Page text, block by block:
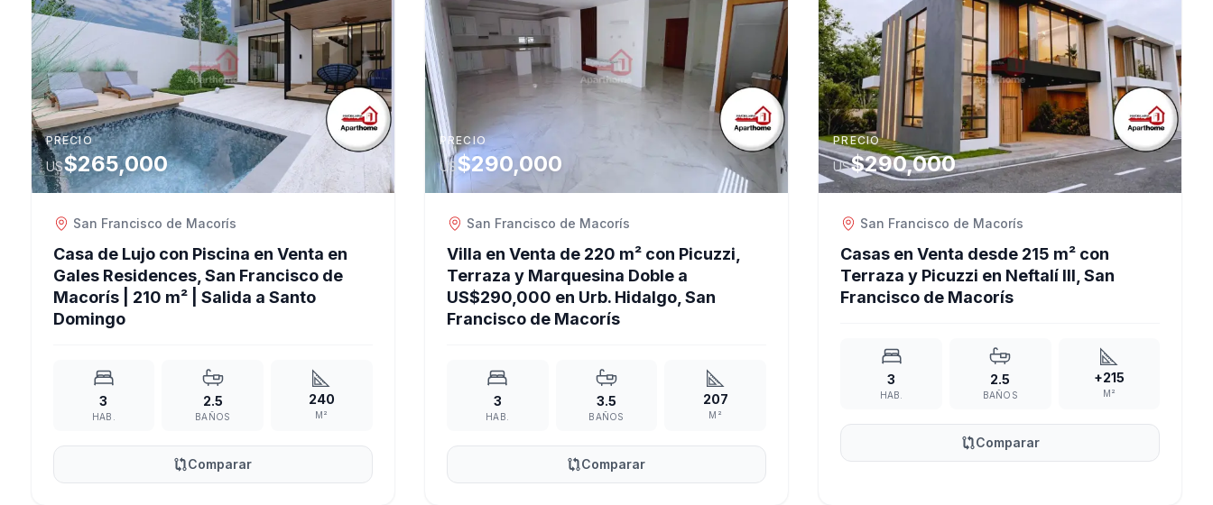
PRECIO
US$265,000
San Francisco de Macorís
Casa de Lujo con Piscina en Venta en
Gales Residences, San Francisco de
Macorís | 210 m² | Salida a Santo
Domingo
3
HAB.
2.5
BAÑOS
240
M²
Comparar
PRECIO
US$290,000
San Francisco de Macorís
Villa en Venta de 220 m² con Picuzzi,
Terraza y Marquesina Doble a
US$290,000 en Urb. Hidalgo, San
Francisco de Macorís
3
HAB.
3.5
BAÑOS
207
M²
Comparar
PRECIO
US$290,000
San Francisco de Macorís
Casas en Venta desde 215 m² con
Terraza y Picuzzi en Neftalí III, San
Francisco de Macorís
3
HAB.
2.5
BAÑOS
+215
M²
Comparar